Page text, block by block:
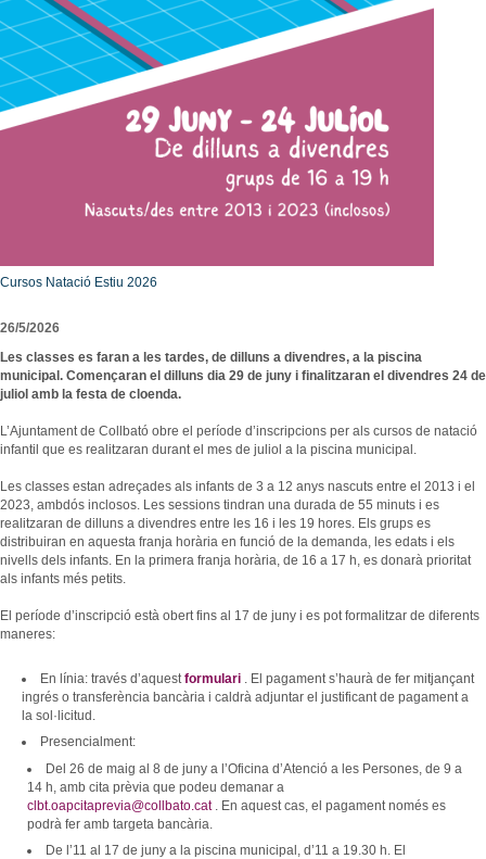
Reparcel·lació del Bosc del Misser
Modificació Puntual del Pla General d’Ordenació de la zona esportiva de Collbató
Urbanisme - Avantprojecte reforma i ampliació A2
Projecte d’ordenança d’edificació i ús del sòl de l’Ajuntament de Collbató
ORDENANÇA REGULADORA TERRASSES DE BAR I MOBILIARI
Programa de Participació 2012
Consultori Mèdic Local
Equipaments
Centres educatius
Menjar, dormir i comprar
Empreses i comerços
Calendari de neteja viària
Festes i tradicions
Rutes i camins
Mercats i Fires
Personatges il·lustres
Horari de visites guiades
Preus
Condicions
Més informació
Cursos Natació Estiu 2026
26/5/2026
Les classes es faran a les tardes, de dilluns a divendres, a la piscina
municipal. Començaran el dilluns dia 29 de juny i finalitzaran el divendres 24 de
juliol amb la festa de cloenda.
L’Ajuntament de Collbató obre el període d’inscripcions per als cursos de natació
infantil que es realitzaran durant el mes de juliol a la piscina municipal.
Les classes estan adreçades als infants de 3 a 12 anys nascuts entre el 2013 i el
2023, ambdós inclosos. Les sessions tindran una durada de 55 minuts i es
realitzaran de dilluns a divendres entre les 16 i les 19 hores. Els grups es
distribuiran en aquesta franja horària en funció de la demanda, les edats i els
nivells dels infants. En la primera franja horària, de 16 a 17 h, es donarà prioritat
als infants més petits.
El període d’inscripció està obert fins al 17 de juny i es pot formalitzar de diferents
maneres:
En línia: través d’aquestformulari. El pagament s’haurà de fer mitjançant
ingrés o transferència bancària i caldrà adjuntar el justificant de pagament a
la sol·licitud.
Presencialment:
Del 26 de maig al 8 de juny a l’Oficina d’Atenció a les Persones, de 9 a
14 h, amb cita prèvia que podeu demanar a
clbt.oapcitaprevia@collbato.cat. En aquest cas, el pagament només es
podrà fer amb targeta bancària.
De l’11 al 17 de juny a la piscina municipal, d’11 a 19.30 h. El